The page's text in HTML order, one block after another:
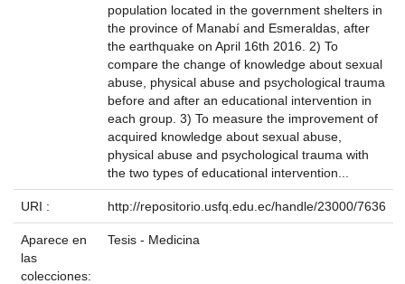
population located in the government shelters in
the province of Manabí and Esmeraldas, after
the earthquake on April 16th 2016. 2) To
compare the change of knowledge about sexual
abuse, physical abuse and psychological trauma
before and after an educational intervention in
each group. 3) To measure the improvement of
acquired knowledge about sexual abuse,
physical abuse and psychological trauma with
the two types of educational intervention...
URI : http://repositorio.usfq.edu.ec/handle/23000/7636
Aparece en
las
colecciones:
Tesis - Medicina